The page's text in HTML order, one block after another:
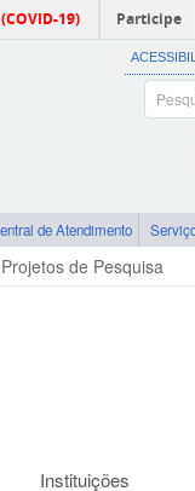
19) Participe
de Atendimento
Projetos de Pesquisa
Instituições